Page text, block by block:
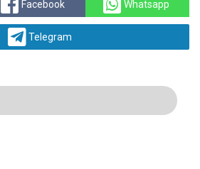
Facebook Whatsapp
Telegram